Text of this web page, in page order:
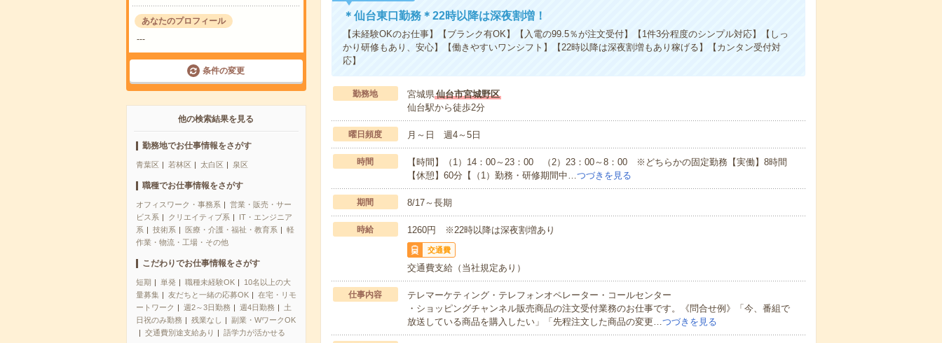
あなたのプロフィール
---
条件の変更
他の検索結果を見る
勤務地でお仕事情報をさがす
青葉区 若林区 太白区 泉区
職種でお仕事情報をさがす
オフィスワーク・事務系
営業・販売・サー
ビス系
クリエイティブ系
IT・エンジニア
系
技術系 医療・介護・福祉・教育系
軽
作業・物流・工場・その他
こだわりでお仕事情報をさがす
短期 単発 職種未経験OK
10名以上の大
量募集
友だちと一緒の応募OK
在宅・リモ
ートワーク
週2～3日勤務 週4日勤務
土
日祝のみ勤務
残業なし
副業・WワークOK
交通費別途支給あり
語学力が活かせる
＊仙台東口勤務＊22時以降は深夜割増！
【未経験OKのお仕事】【ブランク有OK】【入電の99.5％が注文受付】【1件3分程度のシンプル対応】【しっ
かり研修もあり、安心】【働きやすいワンシフト】【22時以降は深夜割増もあり稼げる】【カンタン受付対
応】
勤務地 宮城県仙台市宮城野区
仙台駅から徒歩2分
曜日頻度 月～日 週4～5日
時間
【時間】（1）14：00～23：00 （2）23：00～8：00 ※どちらかの固定勤務【実働】8時間
【休憩】60分【（1）勤務・研修期間中…つづきを見る
期間 8/17～長期
時給 1260円 ※22時以降は深夜割増あり
交通費
交通費支給（当社規定あり）
仕事内容
テレマーケティング・テレフォンオペレーター・コールセンター
・ショッピングチャンネル販売商品の注文受付業務のお仕事です。《問合せ例》「今、番組で
放送している商品を購入したい」「先程注文した商品の変更…つづきを見る